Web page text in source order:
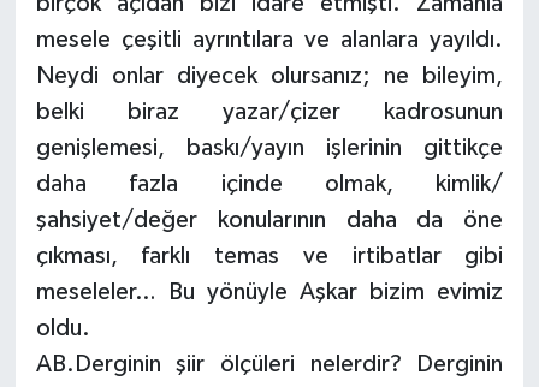
mesele çeşitli ayrıntılara ve alanlara yayıldı.
Neydi onlar diyecek olursanız; ne bileyim,
belki biraz yazar/çizer kadrosunun
genişlemesi, baskı/yayın işlerinin gittikçe
daha fazla içinde olmak, kimlik/
şahsiyet/değer konularının daha da öne
çıkması, farklı temas ve irtibatlar gibi
meseleler… Bu yönüyle Aşkar bizim evimiz
oldu.
AB.Derginin şiir ölçüleri nelerdir? Derginin